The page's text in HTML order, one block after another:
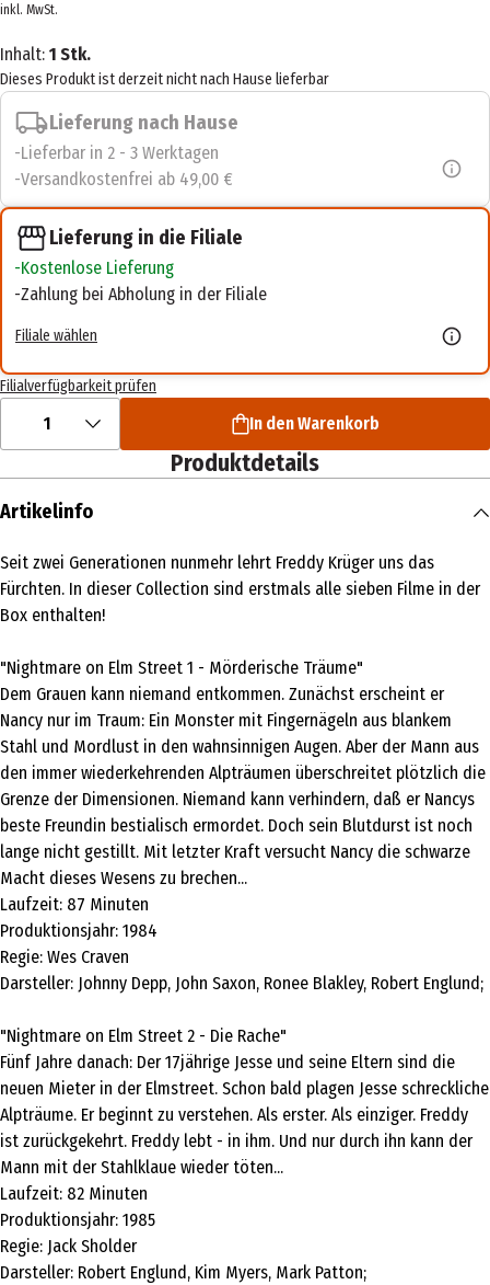
inkl. MwSt.
Inhalt: 1 Stk.
Dieses Produkt ist derzeit nicht nach Hause lieferbar
Lieferung nach Hause
Lieferbar in 2 - 3 Werktagen
Versandkostenfrei ab 49,00 €
Lieferung in die Filiale
Kostenlose Lieferung
Zahlung bei Abholung in der Filiale
Filiale wählen
Filialverfügbarkeit prüfen
1 In den Warenkorb
Produktdetails
Artikelinfo
Seit zwei Generationen nunmehr lehrt Freddy Krüger uns das
Fürchten. In dieser Collection sind erstmals alle sieben Filme in der
Box enthalten!
"Nightmare on Elm Street 1 - Mörderische Träume"
Dem Grauen kann niemand entkommen. Zunächst erscheint er
Nancy nur im Traum: Ein Monster mit Fingernägeln aus blankem
Stahl und Mordlust in den wahnsinnigen Augen. Aber der Mann aus
den immer wiederkehrenden Alpträumen überschreitet plötzlich die
Grenze der Dimensionen. Niemand kann verhindern, daß er Nancys
beste Freundin bestialisch ermordet. Doch sein Blutdurst ist noch
lange nicht gestillt. Mit letzter Kraft versucht Nancy die schwarze
Macht dieses Wesens zu brechen...
Laufzeit: 87 Minuten
Produktionsjahr: 1984
Regie: Wes Craven
Darsteller: Johnny Depp, John Saxon, Ronee Blakley, Robert Englund;
"Nightmare on Elm Street 2 - Die Rache"
Fünf Jahre danach: Der 17jährige Jesse und seine Eltern sind die
neuen Mieter in der Elmstreet. Schon bald plagen Jesse schreckliche
Alpträume. Er beginnt zu verstehen. Als erster. Als einziger. Freddy
ist zurückgekehrt. Freddy lebt - in ihm. Und nur durch ihn kann der
Mann mit der Stahlklaue wieder töten...
Laufzeit: 82 Minuten
Produktionsjahr: 1985
Regie: Jack Sholder
Darsteller: Robert Englund, Kim Myers, Mark Patton;